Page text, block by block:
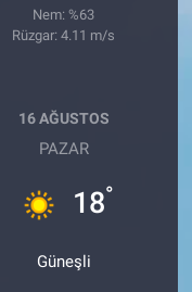
Nem: %63
Rüzgar: 4.11 m/s
16 AĞUSTOS
PAZAR
18°
Güneşli